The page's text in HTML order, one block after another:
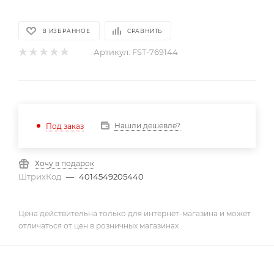
В ИЗБРАННОЕ СРАВНИТЬ
Артикул: FST-769144
Под заказ Нашли дешевле?
Хочу в подарок
ШтрихКод — 4014549205440
Цена действительна только для интернет-магазина и может
отличаться от цен в розничных магазинах